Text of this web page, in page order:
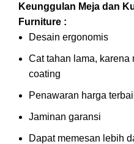
Keunggulan Meja dan
Furniture :
Desain ergonomis
Cat tahan lama,
coating
Penawaran harga
Jaminan garansi
Dapat memesan lebih